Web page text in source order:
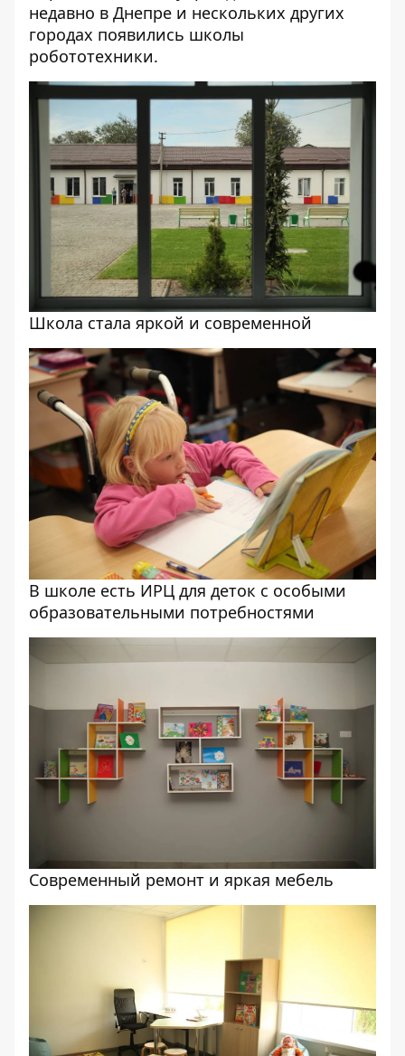
недавно в Днепре и нескольких других
городах появились школы
робототехники.
Школа стала яркой и современной
В школе есть ИРЦ для деток с особыми
образовательными потребностями
Современный ремонт и яркая мебель